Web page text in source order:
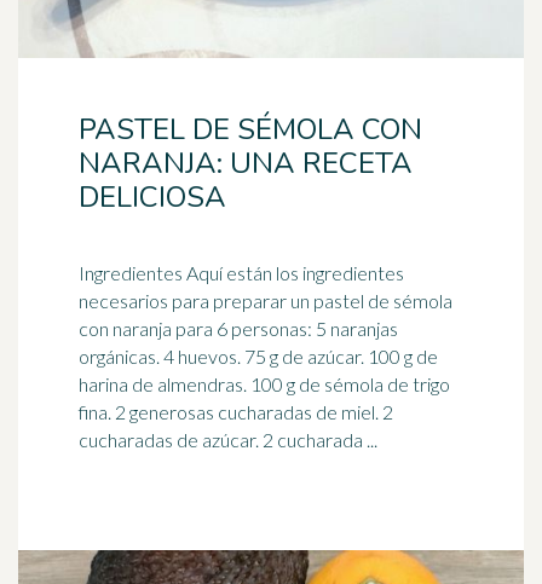
PASTEL DE SÉMOLA CON
NARANJA: UNA RECETA
DELICIOSA
Ingredientes Aquí están los ingredientes
necesarios para preparar un pastel de sémola
con naranja para 6 personas: 5 naranjas
orgánicas. 4 huevos. 75 g de azúcar. 100 g de
harina de almendras. 100 g de sémola de trigo
fina. 2 generosas cucharadas de miel. 2
cucharadas de azúcar. 2 cucharada ...